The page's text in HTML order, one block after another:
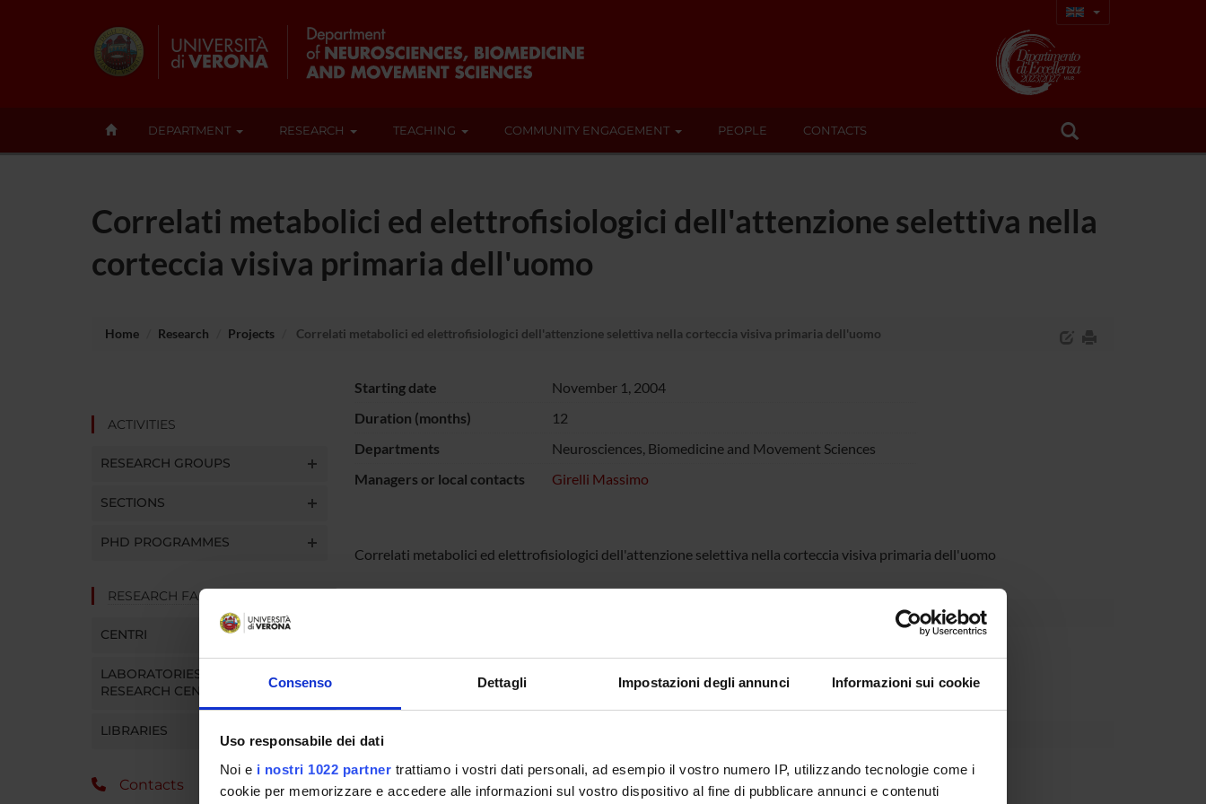
Consenso Dettagli Impostazioni degli annunci Informazioni sui cookie
Uso responsabile dei dati
Noi e i nostri 1022 partner trattiamo i vostri dati personali, ad esempio il vostro numero IP, utilizzando tecnologie come i
cookie per memorizzare e accedere alle informazioni sul vostro dispositivo al fine di pubblicare annunci e contenuti
DEPARTMENT RESEARCH TEACHING COMMUNITY ENGAGEMENT PEOPLE CONTACTS
Correlati metabolici ed elettrofisiologici dell'attenzione selettiva nella
corteccia visiva primaria dell'uomo
Home Research Projects Correlati metabolici ed elettrofisiologici dell'attenzione selettiva nella corteccia visiva primaria dell'uomo
ACTIVITIES
RESEARCH GROUPS
SECTIONS
PHD PROGRAMMES
RESEARCH FACILITIES
CENTRI
LABORATORIES AND
RESEARCH CENTRES
LIBRARIES
Contacts
Starting date
November 1, 2004
Duration (months)
12
Departments
Neurosciences, Biomedicine and Movement Sciences
Managers or local contacts
Girelli Massimo
Correlati metabolici ed elettrofisiologici dell'attenzione selettiva nella corteccia visiva primaria dell'uomo
PROJECT PARTICIPANTS
Massimo Girelli Associate Professor